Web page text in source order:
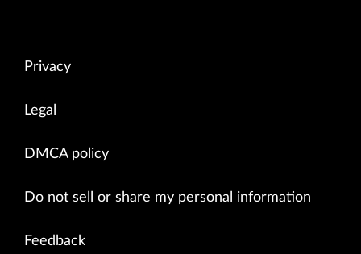
Privacy
Legal
DMCA policy
Do not sell or share my personal information
Feedback